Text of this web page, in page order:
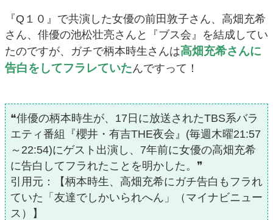
『Q１０』で共演した女優の前田敦子さん、高畑充希
さん、俳優の池松壮亮さんと『ブス会』を結成してい
たのですが、ガチで柄本時生さんは高畑充希さんに
告白をしてフラレていたんですって！
❝俳優の柄本時生が、17日に放送されたTBS系バラ
エティ番組『櫻井・有吉THE夜会』(毎週木曜21:57
～22:54)にゲスト出演し、7年前に女優の高畑充希
に告白してフラれたことを明かした。❞
引用元：【柄本時生、高畑充希にガチ告白もフラれ
ていた「友達でしかいられへん」（マイナビニュー
ス）】